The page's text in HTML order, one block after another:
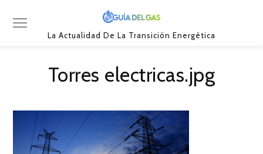
La Actualidad De La Transición Energética
Torres electricas.jpg